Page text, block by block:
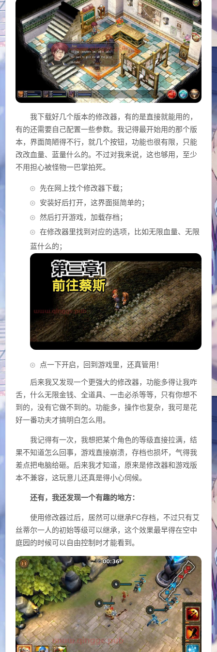
我下载好几个版本的修改器，有的是直接就能用的，
有的还需要自己配置一些参数。我记得最开始用的那个版
本，界面简陋得不行，就几个按钮，功能也很有限，只能
改改血量、蓝量什么的。不过对我来说，这也够用，至少
不用担心被怪物一巴掌拍死。
先在网上找个修改器下载；
安装好后打开，这界面挺简单的；
然后打开游戏，加载存档；
在修改器里找到对应的选项，比如无限血量、无限
蓝什么的；
点一下开启，回到游戏里，还真管用！
后来我又发现一个更强大的修改器，功能多得让我咋
舌，什么无限金钱、全道具、一击必杀等等，只有你想不
到的，没有它做不到的。功能多，操作也复杂，我可是花
好一番功夫才搞明白怎么用。
我记得有一次，我想把某个角色的等级直接拉满，结
果不知道怎么回事，游戏直接崩溃，存档也损坏，气得我
差点把电脑给砸。后来我才知道，原来是修改器和游戏版
本不兼容，这玩意儿还真是得小心伺候。
还有，我还发现一个有趣的地方：
使用修改器过后，居然可以继承FC存档，不过只有艾
丝蒂尔一人的初始等级可以继承，这个效果最早得在空中
庭园的时候可以自由控制时才能看到。